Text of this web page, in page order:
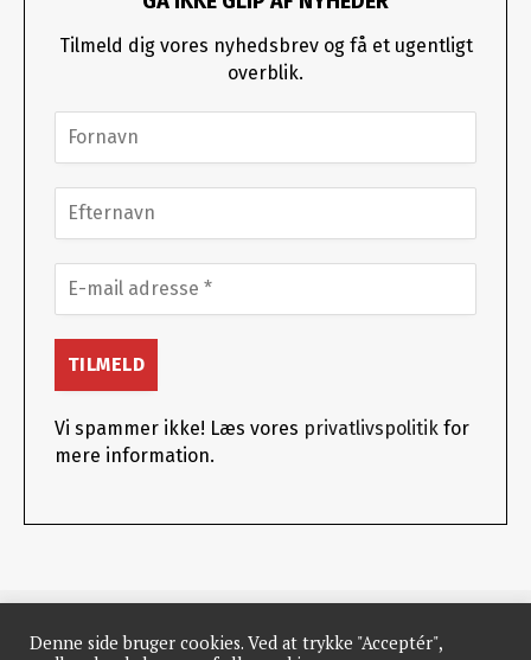
Tilmeld dig vores nyhedsbrev og få et ugentligt
overblik.
Vi spammer ikke! Læs vores privatlivspolitik for
mere information.
© 2026 MarketConnect
Denne side bruger cookies. Ved at trykke "Acceptér",